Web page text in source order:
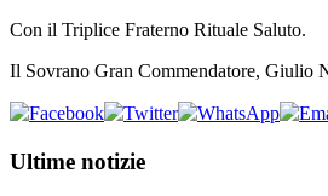
Con il Triplice Fraterno Rituale Saluto.
Il Sovrano Gran Commendatore, Giulio
Ultime notizie